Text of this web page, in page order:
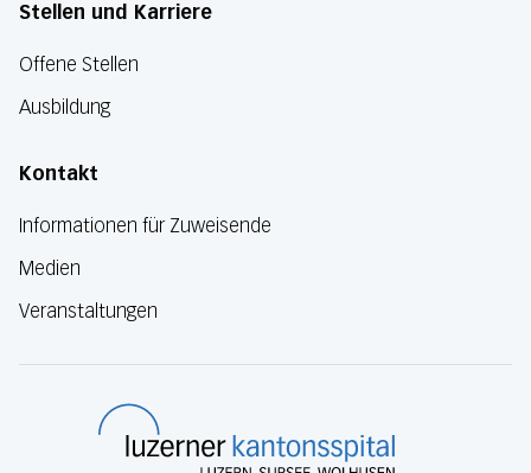
Stellen und Karriere
Offene Stellen
Ausbildung
Kontakt
Informationen für Zuweisende
Medien
Veranstaltungen